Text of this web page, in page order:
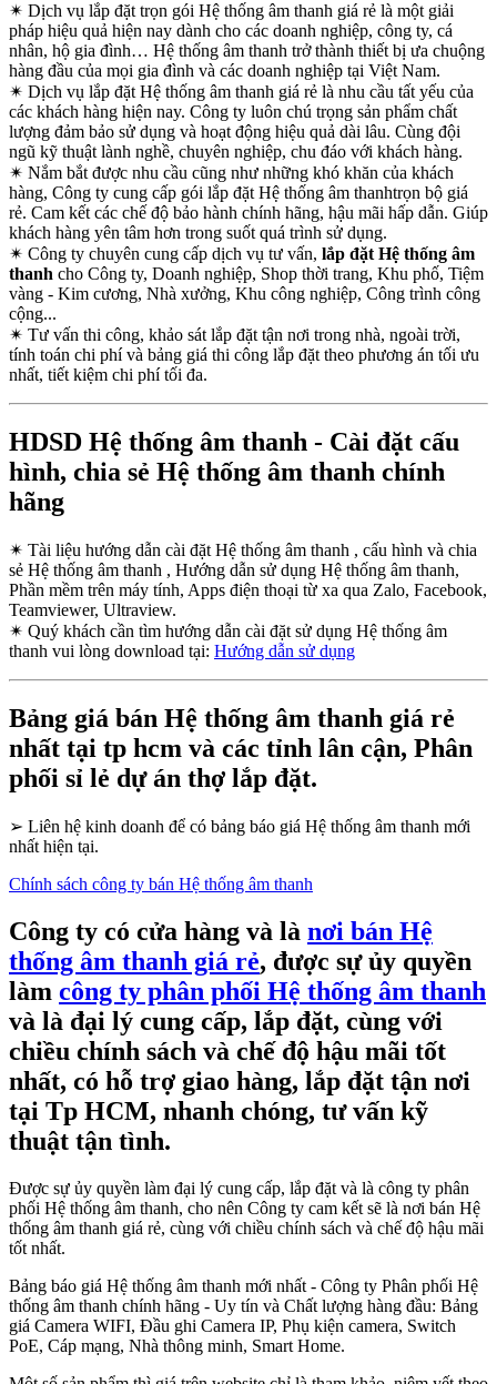
✴ Dịch vụ lắp đặt trọn gói Hệ thống âm thanh giá rẻ là một giải
pháp hiệu quả hiện nay dành cho các doanh nghiệp, công ty, cá
nhân, hộ gia đình… Hệ thống âm thanh trở thành thiết bị ưa chuộng
hàng đầu của mọi gia đình và các doanh nghiệp tại Việt Nam.
✴ Dịch vụ lắp đặt Hệ thống âm thanh giá rẻ là nhu cầu tất yếu của
các khách hàng hiện nay. Công ty luôn chú trọng sản phẩm chất
lượng đảm bảo sử dụng và hoạt động hiệu quả dài lâu. Cùng đội
ngũ kỹ thuật lành nghề, chuyên nghiệp, chu đáo với khách hàng.
✴ Nắm bắt được nhu cầu cũng như những khó khăn của khách
hàng, Công ty cung cấp gói lắp đặt Hệ thống âm thanhtrọn bộ giá
rẻ. Cam kết các chế độ bảo hành chính hãng, hậu mãi hấp dẫn. Giúp
khách hàng yên tâm hơn trong suốt quá trình sử dụng.
✴ Công ty chuyên cung cấp dịch vụ tư vấn, lắp đặt Hệ thống âm
thanh cho Công ty, Doanh nghiệp, Shop thời trang, Khu phố, Tiệm
vàng - Kim cương, Nhà xưởng, Khu công nghiệp, Công trình công
cộng...
✴ Tư vấn thi công, khảo sát lắp đặt tận nơi trong nhà, ngoài trời,
tính toán chi phí và bảng giá thi công lắp đặt theo phương án tối ưu
nhất, tiết kiệm chi phí tối đa.
HDSD Hệ thống âm thanh - Cài đặt cấu
hình, chia sẻ Hệ thống âm thanh chính
hãng
✴ Tài liệu hướng dẫn cài đặt Hệ thống âm thanh , cấu hình và chia
sẻ Hệ thống âm thanh , Hướng dẫn sử dụng Hệ thống âm thanh,
Phần mềm trên máy tính, Apps điện thoại từ xa qua Zalo, Facebook,
Teamviewer, Ultraview.
✴ Quý khách cần tìm hướng dẫn cài đặt sử dụng Hệ thống âm
thanh vui lòng download tại: Hướng dẫn sử dụng
Bảng giá bán Hệ thống âm thanh giá rẻ
nhất tại tp hcm và các tỉnh lân cận, Phân
phối sỉ lẻ dự án thợ lắp đặt.
➢ Liên hệ kinh doanh để có bảng báo giá Hệ thống âm thanh mới
nhất hiện tại.
Chính sách công ty bán Hệ thống âm thanh
Công ty có cửa hàng và là nơi bán Hệ
thống âm thanh giá rẻ, được sự ủy quyền
làm công ty phân phối Hệ thống âm thanh
và là đại lý cung cấp, lắp đặt, cùng với
chiều chính sách và chế độ hậu mãi tốt
nhất, có hỗ trợ giao hàng, lắp đặt tận nơi
tại Tp HCM, nhanh chóng, tư vấn kỹ
thuật tận tình.
Được sự ủy quyền làm đại lý cung cấp, lắp đặt và là công ty phân
phối Hệ thống âm thanh, cho nên Công ty cam kết sẽ là nơi bán Hệ
thống âm thanh giá rẻ, cùng với chiều chính sách và chế độ hậu mãi
tốt nhất.
Bảng báo giá Hệ thống âm thanh mới nhất - Công ty Phân phối Hệ
thống âm thanh chính hãng - Uy tín và Chất lượng hàng đầu: Bảng
giá Camera WIFI, Đầu ghi Camera IP, Phụ kiện camera, Switch
PoE, Cáp mạng, Nhà thông minh, Smart Home.